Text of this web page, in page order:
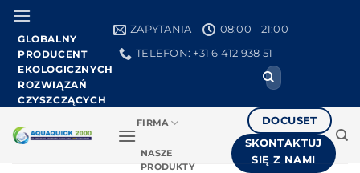
Przejdź
treści
GLOBALNY
PRODUCENT
EKOLOGICZNYCH
ROZWIĄZAŃ
CZYSZCZĄCYCH
ZAPYTANIA
08:00 - 21:00
TELEFON: +31 6 412 938 51
Search
for:
FIRMA
NASZE
PRODUKTY
DOCUSET
SKONTAKTUJ
SIĘ Z NAMI